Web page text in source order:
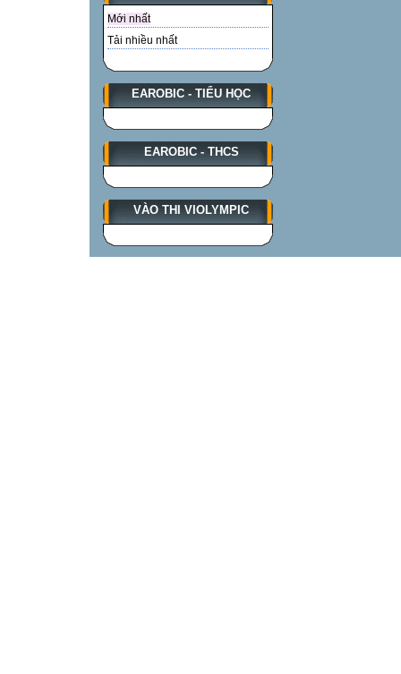
Mới nhất
Tải nhiều nhất
EAROBIC - TIỂU HỌC
EAROBIC - THCS
VÀO THI VIOLYMPIC